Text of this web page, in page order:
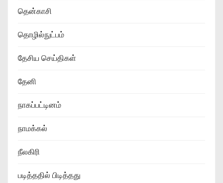
தென்காசி
தொழில்நுட்பம்
தேசிய செய்திகள்
தேனி
நாகப்பட்டினம்
நாமக்கல்
நீலகிரி
படித்ததில் பிடித்தது